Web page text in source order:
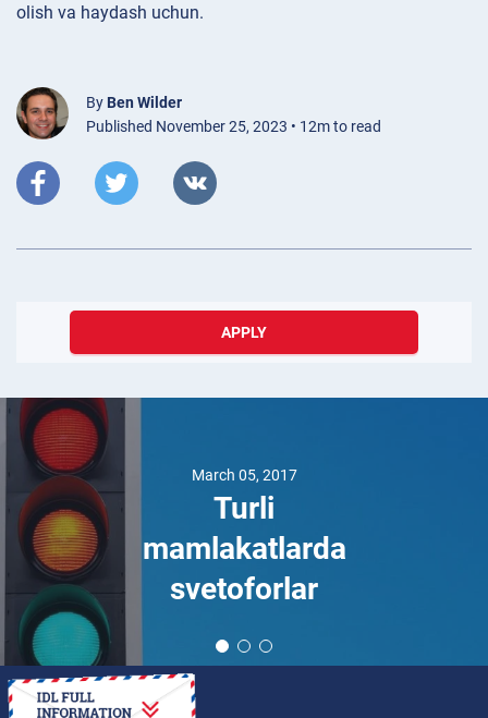
olish va haydash uchun.
By Ben Wilder
Published November 25, 2023 • 12m to read
APPLY
March 05, 2017
Turli
mamlakatlarda
svetoforlar